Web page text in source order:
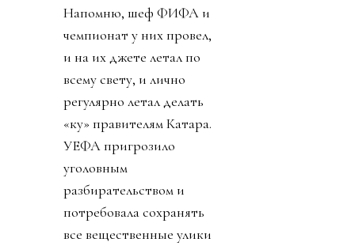
Напомню, шеф ФИФА и
чемпионат у них провел,
и на их джете летал по
всему свету, и лично
регулярно летал делать
«ку» правителям Катара.
УЕФА пригрозило
уголовным
разбирательством и
потребовала сохранять
все вещественные улики